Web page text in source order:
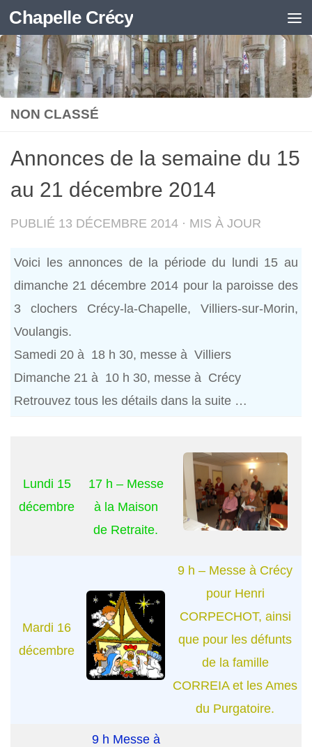
Skip to content
Chapelle Crécy
NON CLASSÉ
Annonces de la semaine du 15
au 21 décembre 2014
PUBLIÉ 13 DÉCEMBRE 2014 · MIS À JOUR
Voici les annonces de la période du lundi 15 au
dimanche 21 décembre 2014 pour la paroisse des
3 clochers Crécy-la-Chapelle, Villiers-sur-Morin,
Voulangis.
Samedi 20 à 18 h 30, messe à Villiers
Dimanche 21 à 10 h 30, messe à Crécy
Retrouvez tous les détails dans la suite …
Lundi 15
décembre
17 h – Messe
à la Maison
de Retraite.
Mardi 16
décembre
9 h – Messe à Crécy
pour Henri
CORPECHOT, ainsi
que pour les défunts
de la famille
CORREIA et les Ames
du Purgatoire.
9 h Messe à